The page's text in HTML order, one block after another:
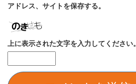
アドレス、サイトを保存する。
上に表示された文字を入力してください。